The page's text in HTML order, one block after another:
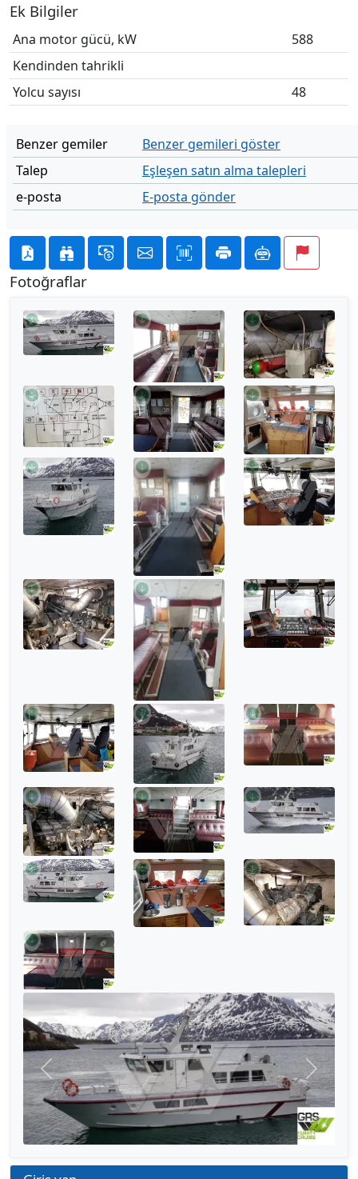
Ek Bilgiler
Ana motor gücü, kW
588
Kendinden tahrikli
Yolcu sayısı
48
Benzer gemiler
Benzer gemileri göster
Talep
Eşleşen satın alma talepleri
e-posta
E-posta gönder
Fotoğraflar
Önceki Sonraki